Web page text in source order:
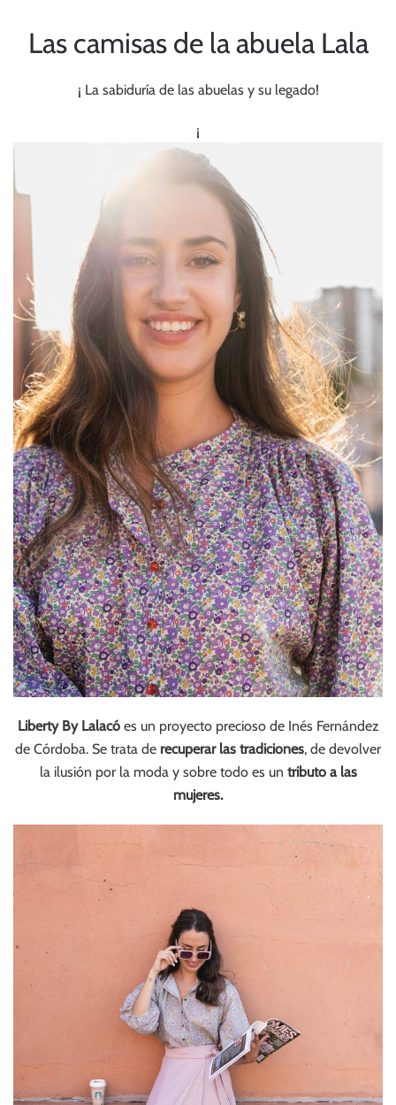
Las camisas de la abuela Lala
¡ La sabiduría de las abuelas y su legado!
¡
Liberty By Lalacóes un proyecto precioso de Inés Fernández
de Córdoba. Se trata de recuperar las tradiciones, de devolver
la ilusión por la moda y sobre todo es un tributo a las
mujeres.